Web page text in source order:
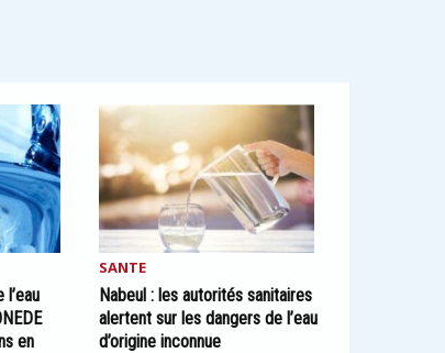
en
SANTE
Nabeul : les autorités sanitaires
alertent sur les dangers de l’eau
d’origine inconnue